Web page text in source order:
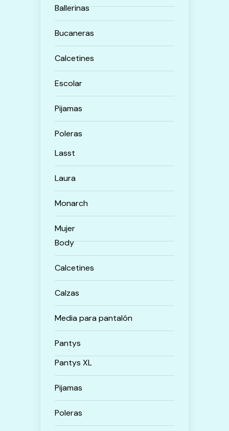
Ballerinas
Bucaneras
Calcetines
Escolar
Pijamas
Poleras
Lasst
Laura
Monarch
Mujer
Body
Calcetines
Calzas
Media para pantalón
Pantys
Pantys XL
Pijamas
Poleras